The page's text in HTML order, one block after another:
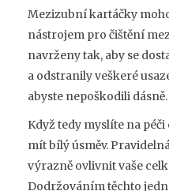
Mezizubní kartáčky
nástrojem pro čištění
navrženy tak, aby se
a odstranily veškeré
abyste nepoškodili dásně.
Když tedy myslíte na
mít bílý úsměv.
výrazně ovlivnit vaše
Dodržováním těchto